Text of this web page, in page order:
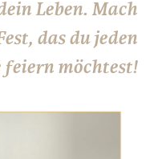
Leben. Mach
das du jeden
feiern möchtest!